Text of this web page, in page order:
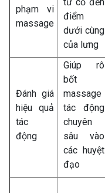
phạm vi
massage
điểm
dưới cùng
của lưng
Đánh giá
hiệu quả
tác
động
Giúp rô
bốt
massage
tác động
chuyên
sâu vào
các huyệt
đạo